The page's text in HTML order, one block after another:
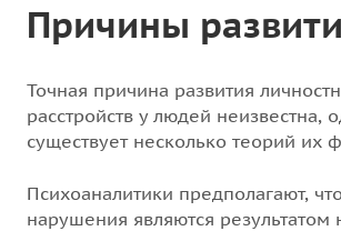
Причины
Точная причина развития
расстройств у людей неизвестна,
существует несколько теорий их
Психоаналитики предполагают,
нарушения являются результатом